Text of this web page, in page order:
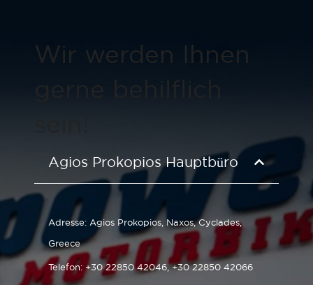
Wir werden Ihnen
gerne behilflich
Agios Prokopios Hauptbüro
Adresse: Agios Prokopios, Naxos, Cyclades,
Greece
Telefon: +30 22850 42046,+30 22850 42066